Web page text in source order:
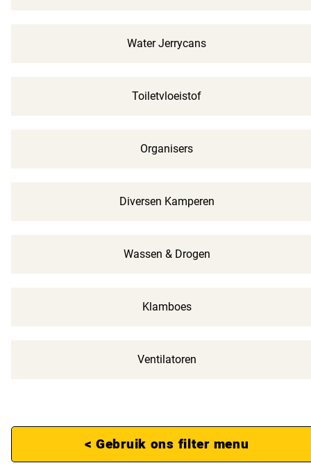
Water Jerrycans
Toiletvloeistof
Organisers
Diversen Kamperen
Wassen & Drogen
Klamboes
Ventilatoren
< Gebruik ons filter menu